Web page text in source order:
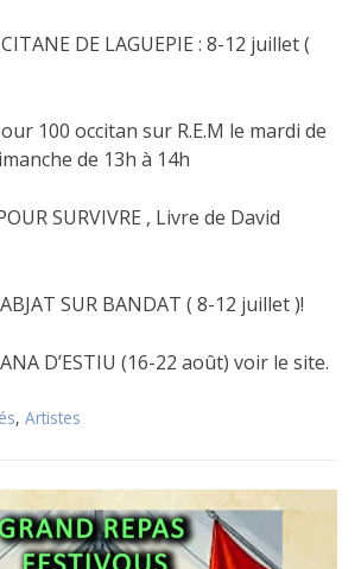
DE LAGUEPIE : 8-12 juillet (
100 occitan sur R.E.M le mardi de
de 13h à 14h
SURVIVRE , Livre de David
SUR BANDAT ( 8-12 juillet )!
D’ESTIU (16-22 août) voir le site.
, Artistes